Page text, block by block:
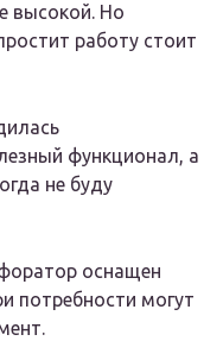
высокой. Но
работу стоит
функционал, а
не буду
оснащен
потребности могут